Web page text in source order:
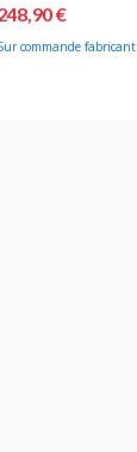
€
commande fabricant